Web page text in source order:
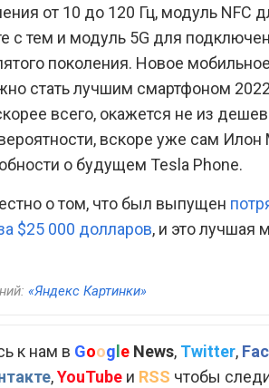
от 10 до 120 Гц, модуль NFC
с тем и модуль 5G для
поколения. Новое
стать лучшим смартфоном
всего, окажется не из
вскоре уже сам Илон
о будущем Tesla Phone.
о том, что был выпущен
$25 000 долларов, и это лучшая
«Яндекс Картинки»
к нам в Google News, Twitter,
,YouTube и RSS чтобы